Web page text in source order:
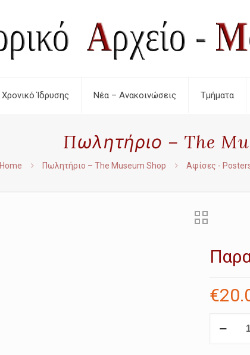
Χρονικό Ίδρυσης Νέα – Ανακοινώσεις Τμήματα
Πωλητήριο – The
Home Πωλητήριο – The Museum Shop Αφίσες -
€